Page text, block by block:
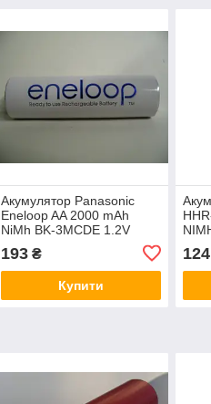
Акумулятор Panasonic
Eneloop AA 2000 mAh
NiMh BK-3MCDE 1.2V
193₴
Купити
124